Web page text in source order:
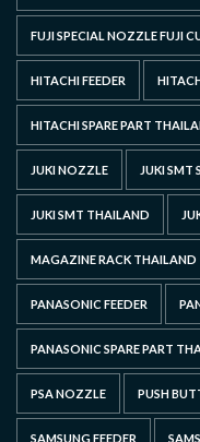
FUJI SPECIAL NOZZLE FUJI
HITACHI FEEDER
HITACHI SPARE PART
JUKI NOZZLE JUKI SMT
JUKI SMT THAILAND
MAGAZINE RACK THAILAND
PANASONIC FEEDER
PANASONIC SPARE PART
PSA NOZZLE PUSH
SAMSUNG FEEDER